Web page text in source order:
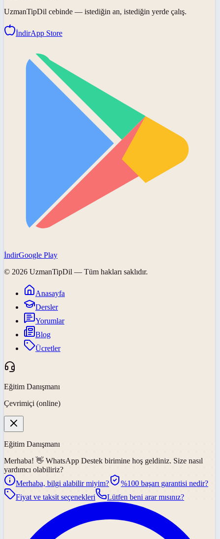
UzmanTipDil cebinde — istediğin an, istediğin yerde çalış.
İndirApp Store
İndirGoogle Play
© 2026 UzmanTipDil — Tüm hakları saklıdır.
Anasayfa
Dersler
Yorumlar
Blog
Ücretler
Eğitim Danışmanı
Çevrimiçi (online)
Eğitim Danışmanı
Merhaba! 👋 WhatsApp Destek birimine hoş geldiniz. Size nasıl
yardımcı olabiliriz?
Merhaba, bilgi alabilir miyim?
%100 başarı garantisi nedir?
Fiyat ve taksit seçenekleri
Lütfen beni arar mısınız?